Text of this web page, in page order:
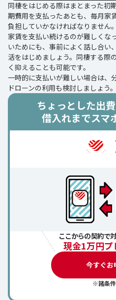
同棲をはじめる際はまとまった初
期費用を支払ったあとも、毎月家
負担していかなければなりません。
家賃を支払い続けるのが難しくな
いためにも、事前によく話し合い
活をはじめましょう。同棲する際
く抑えることも可能です。
一時的に支払いが難しい場合は、
ドローンの利用も検討しましょう。
ちょっとした出
借入れまでスマ
ここからの契約で
現金1万円プ
今すぐお
※諸条